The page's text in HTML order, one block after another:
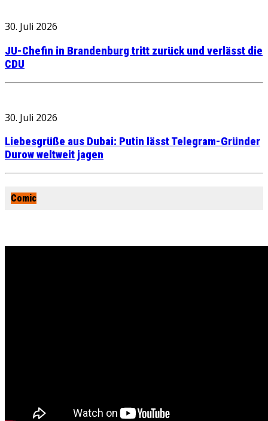
30. Juli 2026
JU-Chefin in Brandenburg tritt zurück und verlässt die
CDU
30. Juli 2026
Liebesgrüße aus Dubai: Putin lässt Telegram-Gründer
Durow weltweit jagen
Comic